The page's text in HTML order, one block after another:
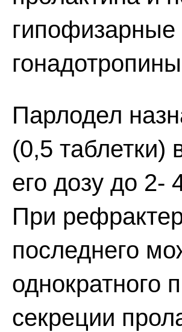
Парлодел
(0,5
его дозу до 2-
При
последнего
однократного
секреции